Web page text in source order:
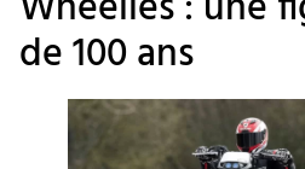
de 100 ans